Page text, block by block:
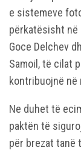
e sistemeve
përkatësisht në
Goce Delchev
Samoil, të cilat
kontribuojnë
Ne duhet të
paktën të
për brezat tanë